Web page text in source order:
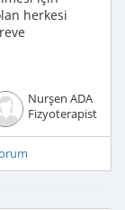
herkesi
Nurşen ADA
Fizyoterapist